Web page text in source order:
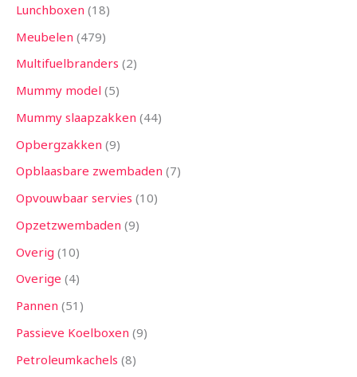
Lunchboxen 18
Meubelen 479
Multifuelbranders 2
Mummy model 5
Mummy slaapzakken 44
Opbergzakken 9
Opblaasbare zwembaden 7
Opvouwbaar servies 10
Opzetzwembaden 9
Overig 10
Overige 4
Pannen 51
Passieve Koelboxen 9
Petroleumkachels 8